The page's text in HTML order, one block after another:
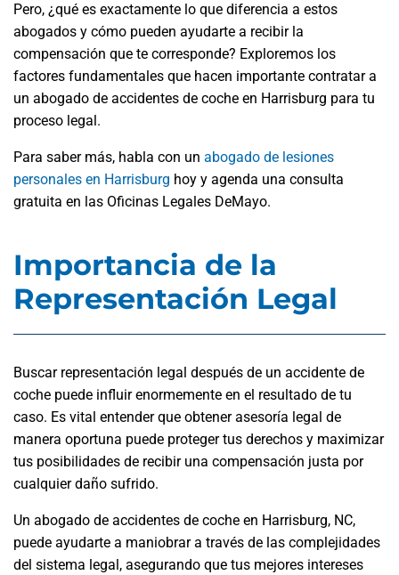
Pero, ¿qué es exactamente lo que diferencia a estos
abogados y cómo pueden ayudarte a recibir la
compensación que te corresponde? Exploremos los
factores fundamentales que hacen importante contratar a
un abogado de accidentes de coche en Harrisburg para tu
proceso legal.
Para saber más, habla con un abogado de lesiones
personales en Harrisburg hoy y agenda una consulta
gratuita en las Oficinas Legales DeMayo.
Importancia de la
Representación Legal
Buscar representación legal después de un accidente de
coche puede influir enormemente en el resultado de tu
caso. Es vital entender que obtener asesoría legal de
manera oportuna puede proteger tus derechos y maximizar
tus posibilidades de recibir una compensación justa por
cualquier daño sufrido.
Un abogado de accidentes de coche en Harrisburg, NC,
puede ayudarte a maniobrar a través de las complejidades
del sistema legal, asegurando que tus mejores intereses